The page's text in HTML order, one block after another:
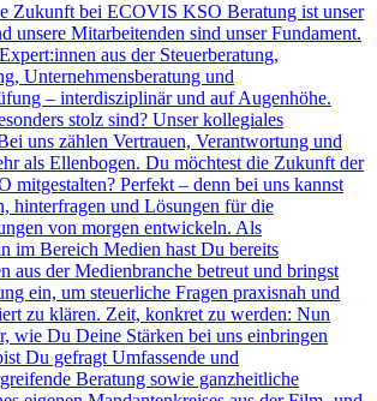
Zukunft bei ECOVIS KSO Beratung ist unser
unsere Mitarbeitenden sind unser Fundament.
aus der Steuerberatung,
Unternehmensberatung und
– interdisziplinär und auf Augenhöhe.
stolz sind? Unser kollegiales
uns zählen Vertrauen, Verantwortung und
als Ellenbogen. Du möchtest die Zukunft der
mitgestalten? Perfekt – denn bei uns kannst
hinterfragen und Lösungen für die
von morgen entwickeln. Als
im Bereich Medien hast Du bereits
aus der Medienbranche betreut und bringst
ein, um steuerliche Fragen praxisnah und
zu klären. Zeit, konkret zu werden: Nun
wie Du Deine Stärken bei uns einbringen
Du gefragt Umfassende und
Beratung sowie ganzheitliche